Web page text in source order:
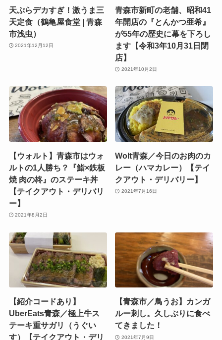
天ぷらデカすぎ！激うま三
天定食（鶴亀屋食堂 | 青森
市浅虫）
2021年12月12日
青森市新町の老舗、昭和41
年開店の『とんかつ亜希』
が55年の歴史に幕を下ろし
ます【令和3年10月31日閉
店】
2021年10月2日
【ウォルト】青森市はウォ
ルトの1人勝ち？『鮨×鉄板
焼 肉の柊』のステーキ丼
【テイクアウト・デリバリ
ー】
2021年8月2日
Wolt青森／今日のお肉のカ
レー（ハマカレー）【テイ
クアウト・デリバリー】
2021年7月16日
【紹介コードあり】
UberEats青森／極上牛ス
テーキ重サガリ（うぐい
す）【テイクアウト・デリ
【青森市／鳥うお】カンガ
ルー刺し。久しぶりに食べ
てきました！
2021年7月9日